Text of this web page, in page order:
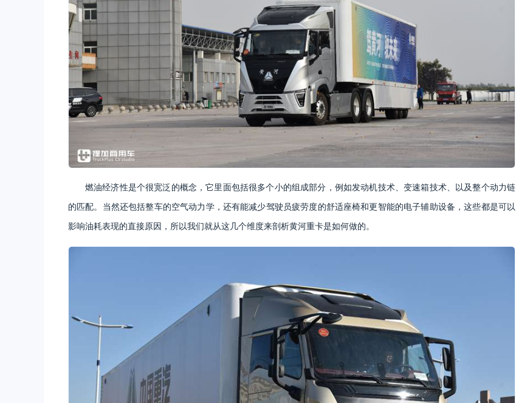
燃油经济性是个很宽泛的概念，它里面包括很多个小的组成部分，例如发动机技术、变速箱技术、以及整个动力链
的匹配。当然还包括整车的空气动力学，还有能减少驾驶员疲劳度的舒适座椅和更智能的电子辅助设备，这些都是可以
影响油耗表现的直接原因，所以我们就从这几个维度来剖析黄河重卡是如何做的。